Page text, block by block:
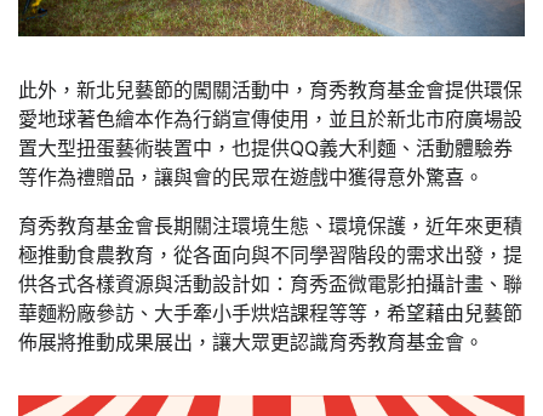
此外，新北兒藝節的闖關活動中，育秀教育基金會提供環保
愛地球著色繪本作為行銷宣傳使用，並且於新北市府廣場設
置大型扭蛋藝術裝置中，也提供QQ義大利麵、活動體驗券
等作為禮贈品，讓與會的民眾在遊戲中獲得意外驚喜。
育秀教育基金會長期關注環境生態、環境保護，近年來更積
極推動食農教育，從各面向與不同學習階段的需求出發，提
供各式各樣資源與活動設計如：育秀盃微電影拍攝計畫、聯
華麵粉廠參訪、大手牽小手烘焙課程等等，希望藉由兒藝節
佈展將推動成果展出，讓大眾更認識育秀教育基金會。